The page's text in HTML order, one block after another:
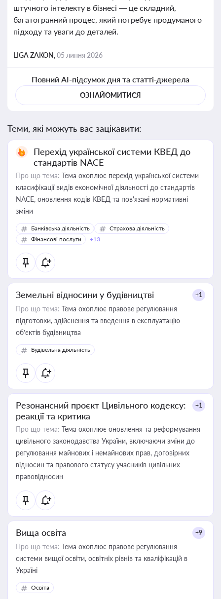
штучного інтелекту в бізнесі — це складний,
багатогранний процес, який потребує продуманого
підходу та уваги до деталей.
LIGA ZAKON,05 липня 2026
Повний AI-підсумок дня та статті-джерела
ОЗНАЙОМИТИСЯ
Теми, які можуть вас зацікавити:
Перехід української системи КВЕД до
стандартів NACE
Про що тема: Тема охоплює перехід української системи
класифікації видів економічної діяльності до стандартів
NACE, оновлення кодів КВЕД та пов'язані нормативні
зміни
Банківська діяльність
Страхова діяльність
Фінансові послуги
+13
Земельні відносини у будівництві +1
Про що тема: Тема охоплює правове регулювання
підготовки, здійснення та введення в експлуатацію
об’єктів будівництва
Будівельна діяльність
Резонансний проєкт Цивільного кодексу:
реакції та критика
+1
Про що тема: Тема охоплює оновлення та реформування
цивільного законодавства України, включаючи зміни до
регулювання майнових і немайнових прав, договірних
відносин та правового статусу учасників цивільних
правовідносин
Вища освіта +9
Про що тема: Тема охоплює правове регулювання
системи вищої освіти, освітніх рівнів та кваліфікацій в
Україні
Освіта